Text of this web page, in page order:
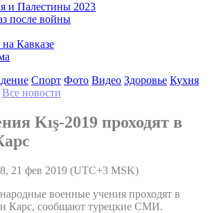
и Палестины 2023
после войны
Кавказе
Спорт Фото Видео Здоровье Кухня
Все новости
Kış-2019 проходят в
21 фев 2019 (UTC+3 MSK)
военные учения проходят в
Карс, сообщают турецкие СМИ.